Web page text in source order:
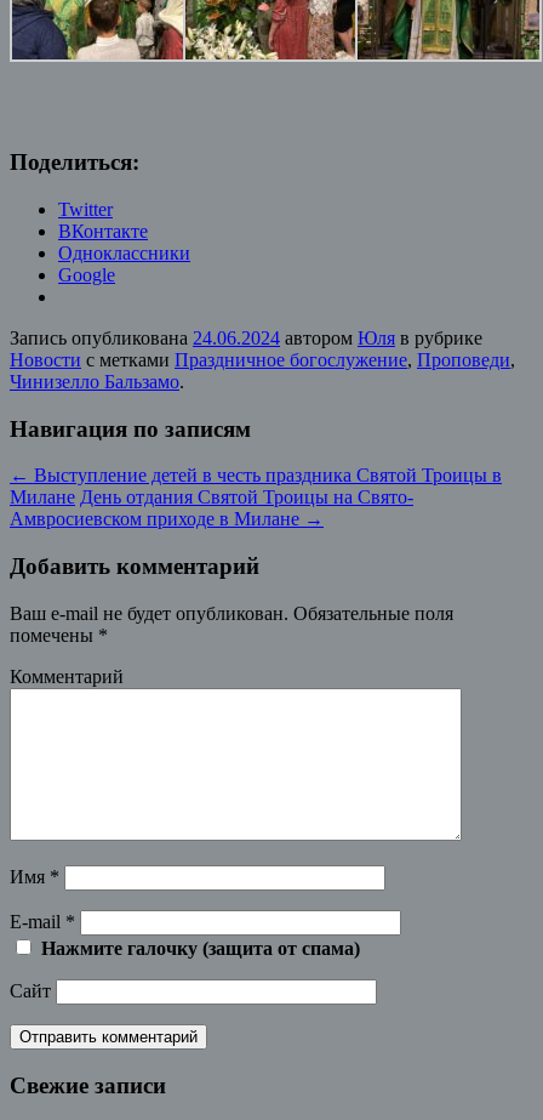
Поделиться:
Twitter
ВКонтакте
Одноклассники
Google
Запись опубликована 24.06.2024 автором Юля в рубрике
Новости с метками Праздничное богослужение, Проповеди,
Чинизелло Бальзамо.
Навигация по записям
← Выступление детей в честь праздника Святой Троицы в
Милане День отдания Святой Троицы на Свято-
Амвросиевском приходе в Милане →
Добавить комментарий
Ваш e-mail не будет опубликован. Обязательные поля
помечены *
Комментарий
Имя *
E-mail *
Нажмите галочку (защита от спама)
Сайт
Свежие записи